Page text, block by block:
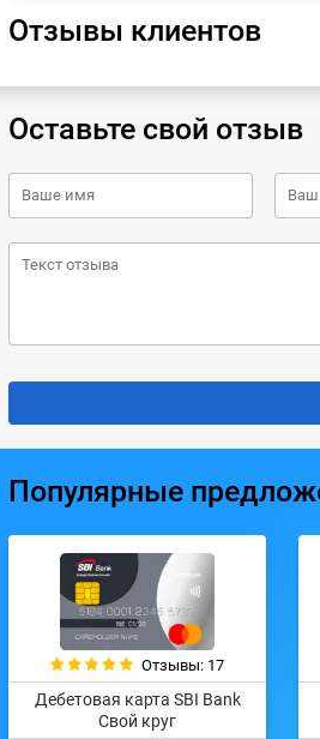
Отзывы клиентов
Оставьте свой отзыв
Популярные
Отзывы: 17
Дебетовая карта SBI Bank
Свой круг